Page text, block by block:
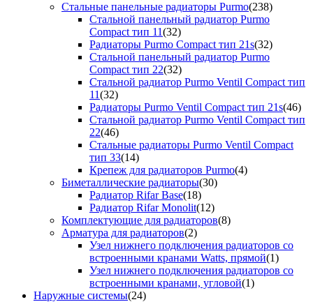
Стальные панельные радиаторы Purmo(238)
Стальной панельный радиатор Purmo
Compact тип 11(32)
Радиаторы Purmo Compact тип 21s(32)
Стальной панельный радиатор Purmo
Compact тип 22(32)
Стальной радиатор Purmo Ventil Compact тип
11(32)
Радиаторы Purmo Ventil Compact тип 21s(46)
Стальной радиатор Purmo Ventil Compact тип
22(46)
Стальные радиаторы Purmo Ventil Compact
тип 33(14)
Крепеж для радиаторов Purmo(4)
Биметаллические радиаторы(30)
Радиатор Rifar Base(18)
Радиатор Rifar Monolit(12)
Комплектующие для радиаторов(8)
Арматура для радиаторов(2)
Узел нижнего подключения радиаторов со
встроенными кранами Watts, прямой(1)
Узел нижнего подключения радиаторов со
встроенными кранами, угловой(1)
Наружные системы(24)